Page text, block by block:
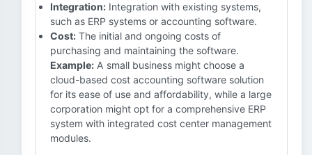
Integration: Integration with existing systems,
such as ERP systems or accounting software.
Cost: The initial and ongoing costs of
purchasing and maintaining the software.
Example: A small business might choose a
cloud-based cost accounting software solution
for its ease of use and affordability, while a large
corporation might opt for a comprehensive ERP
system with integrated cost center management
modules.